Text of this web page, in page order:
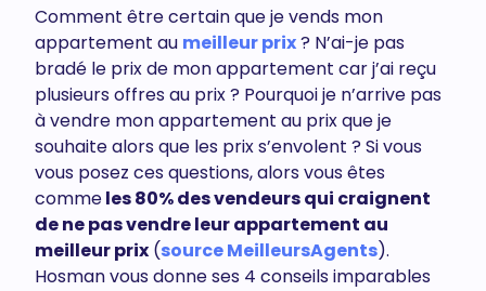
Comment être certain que je vends mon
appartement au meilleur prix? N’ai-je pas
bradé le prix de mon appartement car j’ai reçu
plusieurs offres au prix ? Pourquoi je n’arrive pas
à vendre mon appartement au prix que je
souhaite alors que les prix s’envolent ? Si vous
vous posez ces questions, alors vous êtes
commeles 80% des vendeurs qui craignent
de ne pas vendre leur appartement au
meilleur prix (source MeilleursAgents).
Hosman vous donne ses 4 conseils imparables